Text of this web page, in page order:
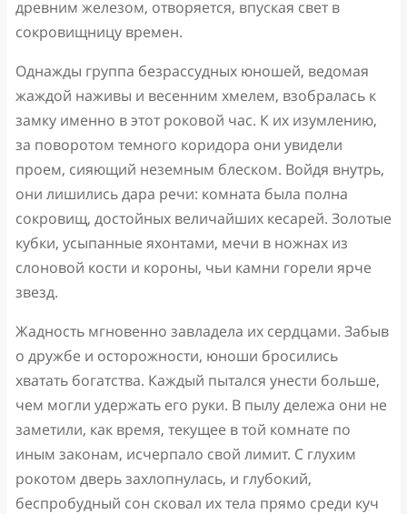
древним железом, отворяется, впуская свет в
сокровищницу времен.
Однажды группа безрассудных юношей, ведомая
жаждой наживы и весенним хмелем, взобралась к
замку именно в этот роковой час. К их изумлению,
за поворотом темного коридора они увидели
проем, сияющий неземным блеском. Войдя внутрь,
они лишились дара речи: комната была полна
сокровищ, достойных величайших кесарей. Золотые
кубки, усыпанные яхонтами, мечи в ножнах из
слоновой кости и короны, чьи камни горели ярче
звезд.
Жадность мгновенно завладела их сердцами. Забыв
о дружбе и осторожности, юноши бросились
хватать богатства. Каждый пытался унести больше,
чем могли удержать его руки. В пылу дележа они не
заметили, как время, текущее в той комнате по
иным законам, исчерпало свой лимит. С глухим
рокотом дверь захлопнулась, и глубокий,
беспробудный сон сковал их тела прямо среди куч